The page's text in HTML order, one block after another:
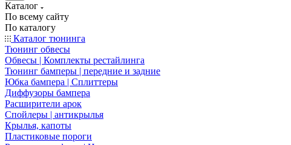
Каталог
По всему сайту
По каталогу
Каталог тюнинга
Тюнинг обвесы
Обвесы | Комплекты рестайлинга
Тюнинг бамперы | передние и задние
Юбка бампера | Сплиттеры
Диффузоры бампера
Расширители арок
Спойлеры | антикрылья
Крылья, капоты
Пластиковые пороги